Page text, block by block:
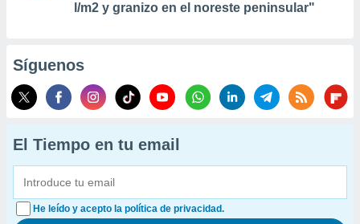
l/m2 y granizo en el noreste peninsular"
Síguenos
El Tiempo en tu email
He leído y acepto la política de privacidad.